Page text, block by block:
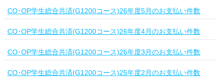
CO･OP学生総合共済(G1200コース)26年度5月のお支払い件数
CO･OP学生総合共済(G1200コース)26年度4月のお支払い件数
CO･OP学生総合共済(G1200コース)26年度3月のお支払い件数
CO･OP学生総合共済(G1200コース)25年度2月のお支払い件数